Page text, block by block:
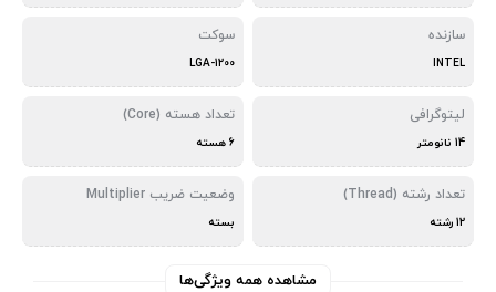
سازنده
INTEL
سوکت
LGA-1200
لیتوگرافی
14 نانومتر
تعداد هسته (Core)
6 هسته
تعداد رشته (Thread)
12 رشته
وضعیت ضریب Multiplier
بسته
مشاهده همه ویژگی‌ها